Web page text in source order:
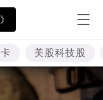
美股科技股